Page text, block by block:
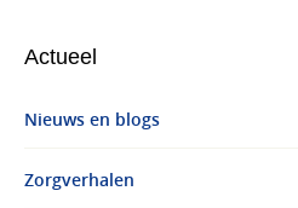
Actueel
Nieuws en blogs
Zorgverhalen